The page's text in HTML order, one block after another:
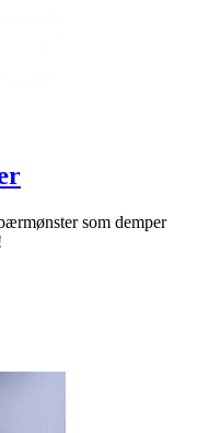
som demper